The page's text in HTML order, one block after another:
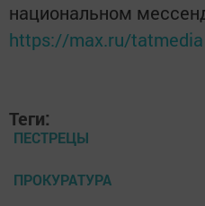
национальном
https://max.ru/tatmedia
Теги:
ПЕСТРЕЦЫ
ПРОКУРАТУРА